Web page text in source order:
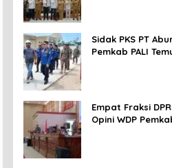
Sidak PKS PT
Pemkab PALI
Empat Fraksi
Opini WDP